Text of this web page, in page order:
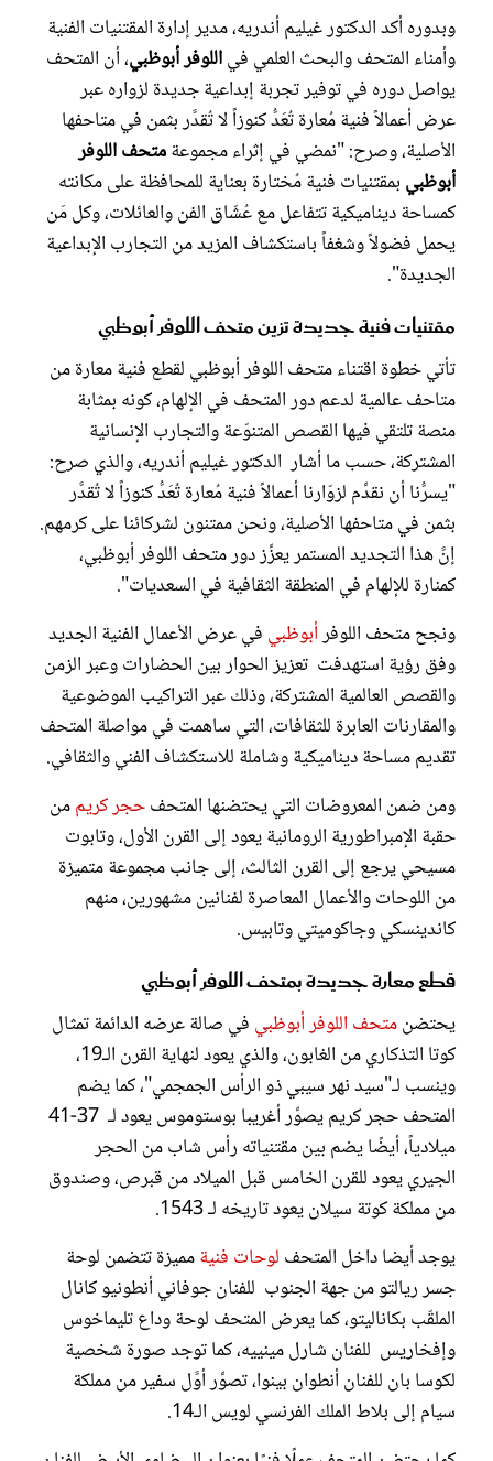
وبدوره أكد الدكتور غيليم أندريه، مدير إدارة المقتنيات الفنية
وأمناء المتحف والبحث العلمي فياللوفر أبوظبي، أن المتحف
يواصل دوره في توفير تجربة إبداعية جديدة لزواره عبر
عرض أعمالاً فنية مُعارة تُعَدُّ كنوزاً لا تُقدَّر بثمن في متاحفها
الأصلية، وصرح: "نمضي في إثراء مجموعةمتحف اللوفر
أبوظبي بمقتنيات فنية مُختارة بعناية للمحافظة على مكانته
كمساحة ديناميكية تتفاعل مع عُشّاق الفن والعائلات، وكل مَن
يحمل فضولاً وشغفاً باستكشاف المزيد من التجارب الإبداعية
الجديدة".
مقتنيات فنية جديدة تزين متحف اللوفر أبوظبي
تأتي خطوة اقتناء متحف اللوفر أبوظبي لقطع فنية معارة من
متاحف عالمية لدعم دور المتحف في الإلهام، كونه بمثابة
منصة تلتقي فيها القصص المتنوّعة والتجارب الإنسانية
المشتركة، حسب ما أشار الدكتور غيليم أندريه، والذي صرح:
"يسرُّنا أن نقدِّم لزوّارنا أعمالاً فنية مُعارة تُعَدُّ كنوزاً لا تُقدَّر
بثمن في متاحفها الأصلية، ونحن ممتنون لشركائنا على كرمهم.
إنَّ هذا التجديد المستمر يعزِّز دور متحف اللوفر أبوظبي،
كمنارة للإلهام في المنطقة الثقافية في السعديات".
ونجح متحف اللوفرأبوظبي في عرض الأعمال الفنية الجديد
وفق رؤية استهدفت تعزيز الحوار بين الحضارات وعبر الزمن
والقصص العالمية المشتركة، وذلك عبر التراكيب الموضوعية
والمقارنات العابرة للثقافات، التي ساهمت في مواصلة المتحف
تقديم مساحة ديناميكية وشاملة للاستكشاف الفني والثقافي.
ومن ضمن المعروضات التي يحتضنها المتحفحجر كريممن
حقبة الإمبراطورية الرومانية يعود إلى القرن الأول، وتابوت
مسيحي يرجع إلى القرن الثالث، إلى جانب مجموعة متميزة
من اللوحات والأعمال المعاصرة لفنانين مشهورين، منهم
كاندينسكي وجاكوميتي وتابيس.
قطع معارة جديدة بمتحف اللوفر أبوظبي
يحتضنمتحف اللوفر أبوظبي في صالة عرضه الدائمة تمثال
كوتا التذكاري من الغابون، والذي يعود لنهاية القرن الـ19،
وينسب لـ"سيد نهر سيبي ذو الرأس الجمجمي"، كما يضم
المتحف حجر كريم يصوِّر أغريبا بوستوموس يعود لـ 37-41
ميلادياً، أيضًا يضم بين مقتنياته رأس شاب من الحجر
الجيري يعود للقرن الخامس قبل الميلاد من قبرص، وصندوق
من مملكة كوتة سيلان يعود تاريخه لـ 1543.
يوجد أيضا داخل المتحف لوحات فنيةمميزة تتضمن لوحة
جسر ريالتو من جهة الجنوب للفنان جوفاني أنطونيو كانال
الملقّب بكاناليتو، كما يعرض المتحف لوحة وداع تليماخوس
وإفخاريس للفنان شارل مينييه، كما توجد صورة شخصية
لكوسا بان للفنان أنطوان بينوا، تصوِّر أوَّل سفير من مملكة
سيام إلى بلاط الملك الفرنسي لويس الـ14.